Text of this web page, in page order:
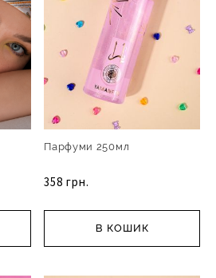
Парфуми 250мл
358 грн.
В КОШИК